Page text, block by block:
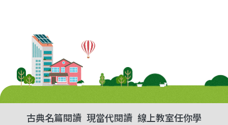
古典名篇閱讀 現當代閱讀 線上教室任你學